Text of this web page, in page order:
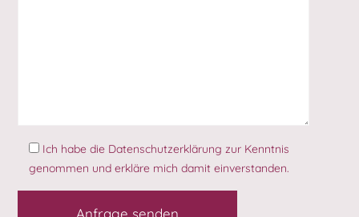
Ich habe die Datenschutzerklärung zur Kenntnis
genommen und erkläre mich damit einverstanden.